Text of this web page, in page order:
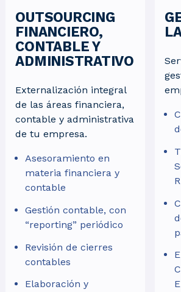
OUTSOURCING
FINANCIERO,
CONTABLE Y
ADMINISTRATIVO
Externalización integral
de las áreas financiera,
contable y administrativa
de tu empresa.
Asesoramiento en
materia financiera y
contable
Gestión contable, con
“reporting” periódico
Revisión de cierres
contables
Elaboración y